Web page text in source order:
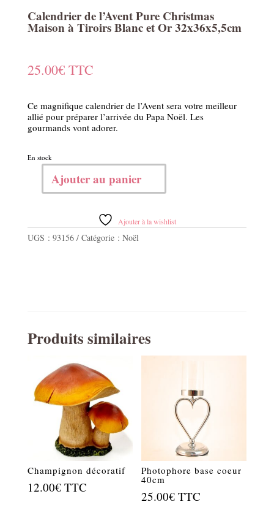
Calendrier de l’Avent Pure Christmas
Maison à Tiroirs Blanc et Or 32x36x5,5cm
25.00€ TTC
Ce magnifique calendrier de l’Avent sera votre meilleur
allié pour préparer l’arrivée du Papa Noël. Les
gourmands vont adorer.
En stock
l'Avent
Or
32x36x5,5cm
Ajouter au panier
Ajouter à la wishlist
UGS : 93156 Catégorie : Noël
Produits similaires
Champignon décoratif
12.00€ TTC
Photophore base coeur
40cm
25.00€ TTC